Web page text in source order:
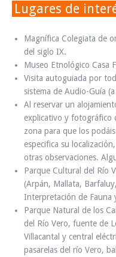
Lugares de
Magnífica Colegiata de
del siglo IX.
Museo Etnológico Casa
Visita autoguiada por
sistema de Audio-Guía
Al reservar un
explicativo y fotográfico
zona para que los
especifica su
otras observaciones.
Parque Cultural del Río
(Arpán, Mallata,
Interpretación de Fauna
Parque Natural de los
del Río Vero, fuente de
Villacantal y central
pasarelas del río Vero,